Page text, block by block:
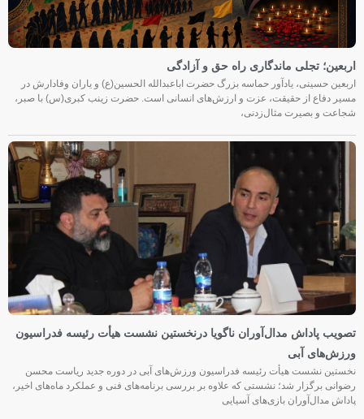
اربعین؛ تجلی ماندگاری راه حق و آزادگی
اربعین حسینی، یادآور حماسه بزرگ حضرت اباعبدالله الحسین(ع) و یاران وفادارش در
مسیر دفاع از حقیقت، عزت و ارزش‌های انسانی است. حضرت زینب کبری(س) با صبر،
شجاعت و بصیرت مثال‌زدنی،
تصویب پاداش مدال‌آوران ناگویا درنخستین نشست هیأت رئیسه فدراسیون
ورزش‌های آبی
نخستین نشست هیأت رئیسه فدراسیون ورزش‌های آبی در دوره جدید ریاست محسن
رضوانی برگزار شد؛ نشستی که علاوه بر بررسی برنامه‌های فنی و عملکرد ماه‌های اخیر،
پاداش مدال‌آوران بازی‌های آسیایی